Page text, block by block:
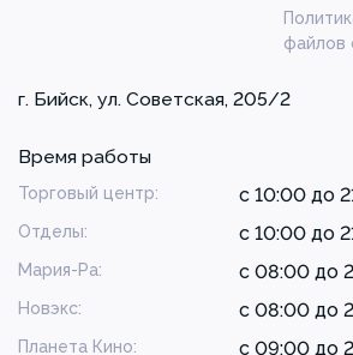
файлов
г. Бийск, ул. Советская, 205/2
Время работы
Торговый центр: с 10:00 до
Отделы: с 10:00 до
Мария-Ра: с 08:00 до
Новэкс: с 08:00 до
Планета Кино: с 09:00 до